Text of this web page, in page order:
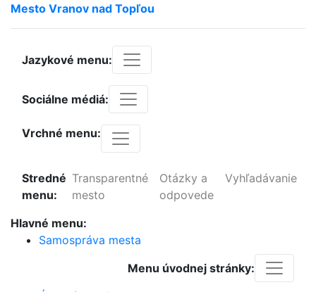
Mesto Vranov nad Topľou
Jazykové menu:
Sociálne médiá:
Vrchné menu:
Stredné
menu:
Transparentné
mesto
Otázky a
odpovede
Vyhľadávanie
Hlavné menu:
Samospráva mesta
Menu úvodnej stránky: